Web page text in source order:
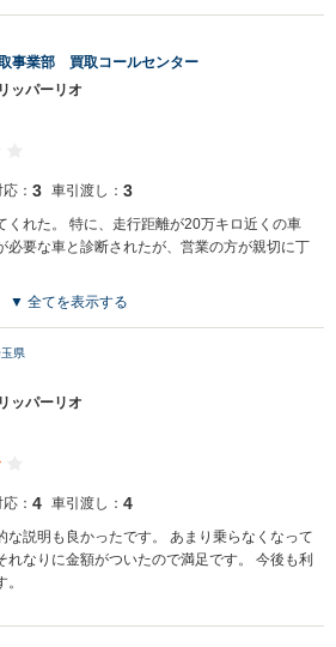
株式会社ネクステージでございます。この
いただきまして誠にありがとうございまし
るよう精進してまいります。スタッフ一
ております。
事業部 買取コールセンター
ッパーリオ
： 3 車引渡し： 3
くれた。 特に、走行距離が20万キロ近くの車
必要な車と診断されたが、営業の方が親切に丁
株式会社ネクステージでございます。 この
いただきまして誠にありがとうございまし
す。 スタッフ一同、またのご利用お待ちし
▼ 全てを表示する
県
ッパーリオ
： 4 車引渡し： 4
な説明も良かったです。 あまり乗らなくなって
れなりに金額がついたので満足です。 今後も利